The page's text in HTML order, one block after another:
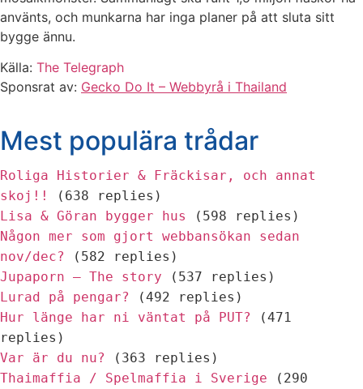
använts, och munkarna har inga planer på att sluta sitt
bygge ännu.
Källa: The Telegraph
Sponsrat av: Gecko Do It – Webbyrå i Thailand
Mest populära trådar
Roliga Historier & Fräckisar, och annat
skoj!!
(638 replies)
Lisa & Göran bygger hus
(598 replies)
Någon mer som gjort webbansökan sedan
nov/dec?
(582 replies)
Jupaporn – The story (537 replies)
Lurad på pengar?
(492 replies)
Hur länge har ni väntat på PUT?
(471
replies)
Var är du nu?
(363 replies)
Thaimaffia / Spelmaffia i Sverige (290